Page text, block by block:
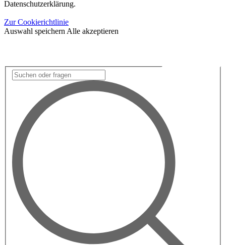
Datenschutzerklärung.
Zur Cookierichtlinie
Auswahl speichern Alle akzeptieren